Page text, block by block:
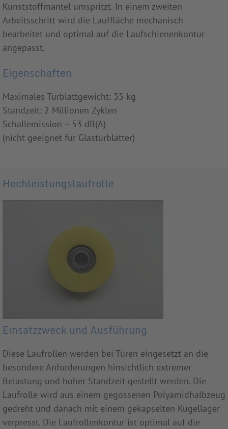
Kunststoffmantel umspritzt. In einem zweiten
Arbeitsschritt wird die Lauffläche mechanisch
bearbeitet und optimal auf die Laufschienenkontur
angepasst.
Eigenschaften
Maximales Türblattgewicht: 35 kg
Standzeit: 2 Millionen Zyklen
Schallemission ~ 53 dB(A)
(nicht geeignet für Glastürblätter)
Hochleistungslaufrolle
Einsatzzweck und Ausführung
Diese Laufrollen werden bei Türen eingesetzt an die
besondere Anforderungen hinsichtlich extremer
Belastung und hoher Standzeit gestellt werden. Die
Laufrolle wird aus einem gegossenen Polyamidhalbzeug
gedreht und danach mit einem gekapselten Kugellager
verpresst. Die Laufrollenkontur ist optimal auf die